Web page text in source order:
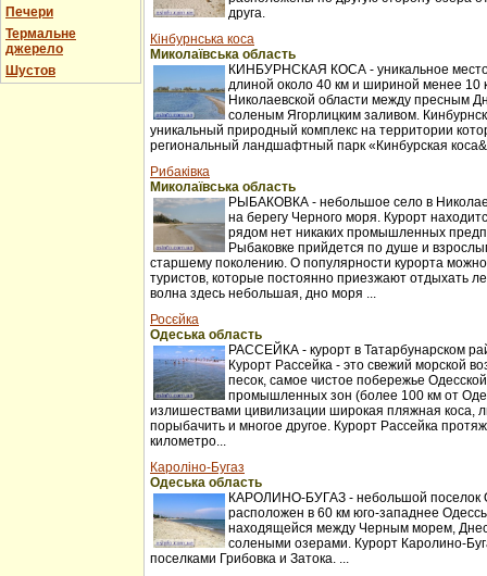
Печери
Термальне
джерело
Шустов
друга.
Кінбурнська коса
Миколаївська область
КИНБУРНСКАЯ КОСА - уникальное
длиной около 40 км и шириной менее 10
Николаевской области между пресным
соленым Ягорлицким заливом.
уникальный природный комплекс на территории
региональный ландшафтный парк «Кинбурская
Рибаківка
Миколаївська область
РЫБАКОВКА - небольшое село в
на берегу Черного моря. Курорт
рядом нет никаких промышленных
Рыбаковке прийдется по душе и
старшему поколению. О популярности курорта
туристов, которые постоянно приезжают отдыхать
волна здесь небольшая, дно моря ...
Росєйка
Одеська область
РАССЕЙКА - курорт в Татарбунарском
Курорт Рассейка - это свежий морской
песок, самое чистое побережье
промышленных зон (более 100 км от
излишествами цивилизации широкая пляжная коса,
порыбачить и многое другое. Курорт Рассейка
километро...
Кароліно-Бугаз
Одеська область
КАРОЛИНО-БУГАЗ - небольшой поселок
расположен в 60 км юго-западнее
находящейся между Черным морем,
солеными озерами. Курорт Каролино-
поселками Грибовка и Затока. ...